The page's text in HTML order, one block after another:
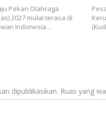
Pekan Olahraga
2027 mulai terasa di
Indonesia…
dipublikasikan. Ruas yang